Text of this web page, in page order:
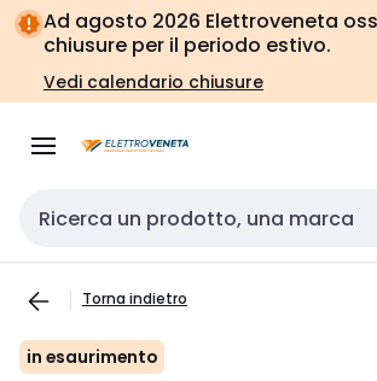
Vai alla
navigazione
Vai
alla
pagina
Ad agosto 2026 Elettroveneta
chiusure per il periodo estivo.
Vedi calendario chiusure
Cerca input
Torna indietro
in esaurimento